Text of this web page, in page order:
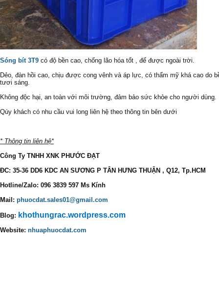
Sóng bít 3T9 có độ bền cao, chống lão hóa tốt , để được ngoài trời.
Dẻo, đàn hồi cao, chịu được cong vênh và áp lực, có thẩm mỹ khá cao do
tươi sáng.
Không độc hại, an toàn với môi trường, đảm bảo sức khỏe cho người dùng.
Qúy khách có nhu cầu vui long liên hệ theo thông tin bên dưới
* Thông tin liên hệ*
Công Ty TNHH XNK PHƯỚC ĐẠT
ĐC: 35-36 DD6 KDC AN SƯƠNG P TÂN HƯNG THUẬN , Q12, Tp.HCM
Hotline/Zalo: 096 3839 597 Ms Kính
Mail: phuocdat.sales01@gmail.com
Blog: khothungrac.wordpress.com
Website: nhuaphuocdat.com